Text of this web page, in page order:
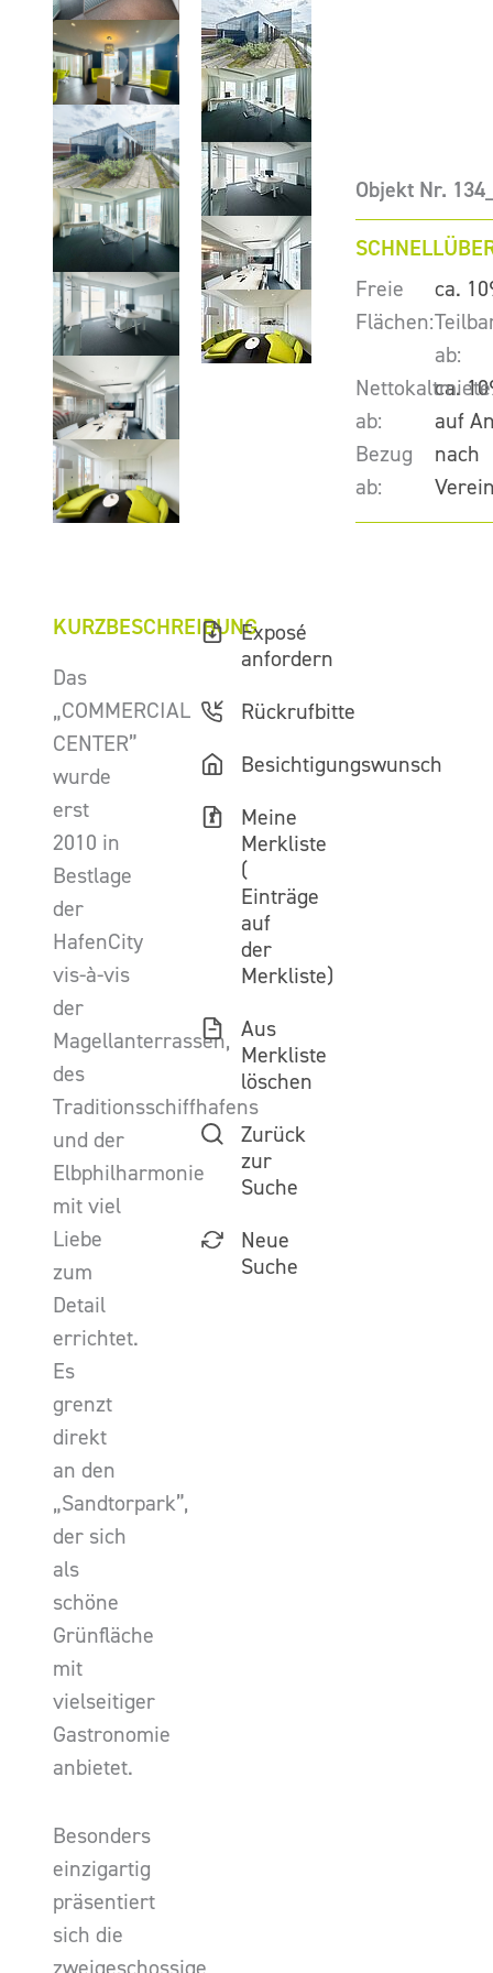
Objekt Nr.
Freie
Flächen:
ca.
ab:
ca.
Nettokaltmiete
ab:
auf
Bezug
ab:
nach
KURZBESCHREIBUNG
Das
„COMMERCIAL
CENTER”
wurde
erst
2010 in
Bestlage
der
HafenCity
vis-à-vis
der
Magellanterrassen,
des
Traditionsschiffhafens
und der
Elbphilharmonie
mit viel
Liebe
zum
Detail
errichtet.
Es
grenzt
direkt
an den
„Sandtorpark”,
der sich
als
schöne
Grünfläche
mit
vielseitiger
Gastronomie
anbietet.
Besonders
einzigartig
präsentiert
sich die
Exposé
anfordern
Rückrufbitte
Besichtigungswunsch
Meine
Merkliste
(
Einträge
auf
der
Merkliste)
Aus
Merkliste
löschen
Zurück
zur
Suche
Neue
Suche